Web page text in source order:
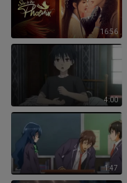
16:56
4:00
1:47